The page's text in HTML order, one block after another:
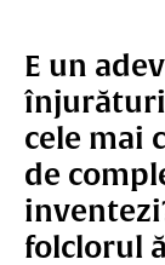
E un
înjurături
cele mai
de
folclorul